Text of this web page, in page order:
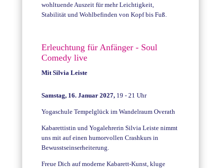
wohltuende Auszeit für mehr Leichtigkeit,
Stabilität und Wohlbefinden von Kopf bis Fuß.
Erleuchtung für Anfänger - Soul
Comedy live
Mit Silvia Leiste
Samstag, 16. Januar 2027,19 - 21 Uhr
Yogaschule Tempelglück im Wandelraum Overath
Kabarettistin und Yogalehrerin Silvia Leiste nimmt
uns mit auf einen humorvollen Crashkurs in
Bewusstseinserheiterung.
Freue Dich auf moderne Kabarett-Kunst, kluge